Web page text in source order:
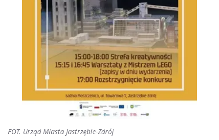
FOT. Urząd Miasta Jastrzębie-Zdrój